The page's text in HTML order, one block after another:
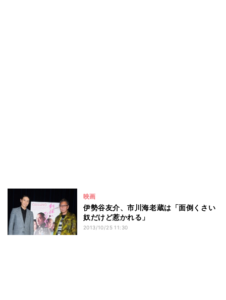
映画
伊勢谷友介、市川海老蔵は「面倒くさい
奴だけど惹かれる」
2013/10/25 11:30